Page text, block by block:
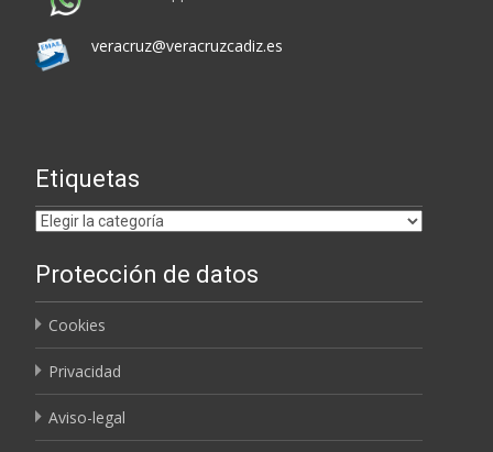
veracruz@veracruzcadiz.es
Etiquetas
Etiquetas
Protección de datos
Cookies
Privacidad
Aviso-legal